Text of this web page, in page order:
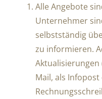
Alle Angebote
Unternehmer
selbstständig
zu informieren.
Mail, als